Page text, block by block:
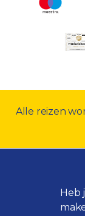
Alle reizen
Heb